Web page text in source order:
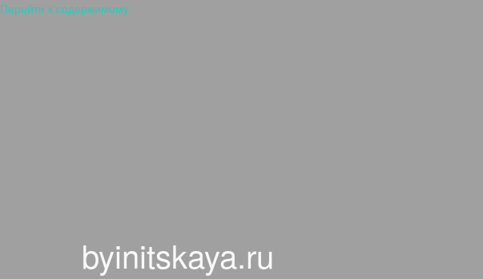
Перейти к содержимому
byinitskaya.ru